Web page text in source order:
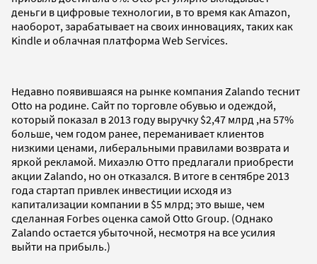
деньги в цифровые технологии, в то время как Amazon,
наоборот, зарабатывает на своих инновациях, таких как
Kindle и облачная платформа Web Services.
Недавно появившаяся на рынке компания Zalando теснит
Otto на родине. Сайт по торговле обувью и одеждой,
который показал в 2013 году выручку $2,47 млрд ,на 57%
больше, чем годом ранее, переманивает клиентов
низкими ценами, либеральными правилами возврата и
яркой рекламой. Михаэлю Отто предлагали приобрести
акции Zalando, но он отказался. В итоге в сентябре 2013
года стартап привлек инвестиции исходя из
капитализации компании в $5 млрд; это выше, чем
сделанная Forbes оценка самой Otto Group. (Однако
Zalando остается убыточной, несмотря на все усилия
выйти на прибыль.)